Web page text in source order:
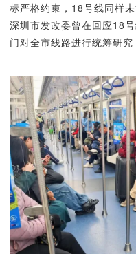
标严格约束，18号线同样未
深圳市发改委曾在回应18
门对全市线路进行统筹研究